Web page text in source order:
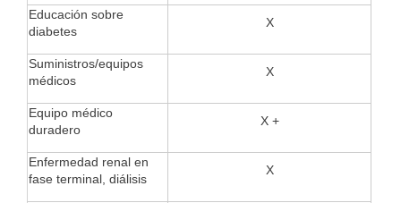
Educación sobre
diabetes
X
Suministros/equipos
médicos
X
Equipo médico
duradero
X +
Enfermedad renal en
fase terminal, diálisis
X